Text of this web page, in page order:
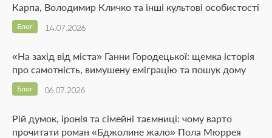
Карпа, Володимир Кличко та інші культові особистості
14.07.2026
Блог
«На захід від міста» Ганни Городецької: щемка історія
про самотність, вимушену еміграцію та пошук дому
06.07.2026
Блог
Рій думок, іронія та сімейні таємниці: чому варто
прочитати роман «Бджолине жало» Пола Мюррея